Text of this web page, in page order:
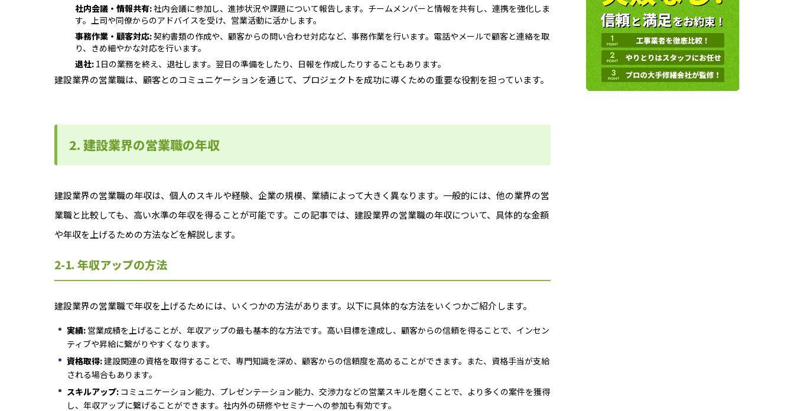
社内会議・情報共有:社内会議に参加し、進捗状況や課題について報告します。チームメンバーと情報を共有し、連携を強化しま
す。上司や同僚からのアドバイスを受け、営業活動に活かします。
事務作業・顧客対応:契約書類の作成や、顧客からの問い合わせ対応など、事務作業を行います。電話やメールで顧客と連絡を取
り、きめ細やかな対応を行います。
退社: 1日の業務を終え、退社します。翌日の準備をしたり、日報を作成したりすることもあります。
建設業界の営業職は、顧客とのコミュニケーションを通じて、プロジェクトを成功に導くための重要な役割を担っています。
2. 建設業界の営業職の年収
建設業界の営業職の年収は、個人のスキルや経験、企業の規模、業績によって大きく異なります。一般的には、他の業界の営
業職と比較しても、高い水準の年収を得ることが可能です。この記事では、建設業界の営業職の年収について、具体的な金額
や年収を上げるための方法などを解説します。
2-1. 年収アップの方法
建設業界の営業職で年収を上げるためには、いくつかの方法があります。以下に具体的な方法をいくつかご紹介します。
実績: 営業成績を上げることが、年収アップの最も基本的な方法です。高い目標を達成し、顧客からの信頼を得ることで、インセン
ティブや昇給に繋がりやすくなります。
資格取得:建設関連の資格を取得することで、専門知識を深め、顧客からの信頼度を高めることができます。また、資格手当が支給
される場合もあります。
スキルアップ: コミュニケーション能力、プレゼンテーション能力、交渉力などの営業スキルを磨くことで、より多くの案件を獲得
し、年収アップに繋げることができます。社内外の研修やセミナーへの参加も有効です。